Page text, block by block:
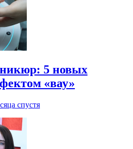
5 новых
«вау»
спустя